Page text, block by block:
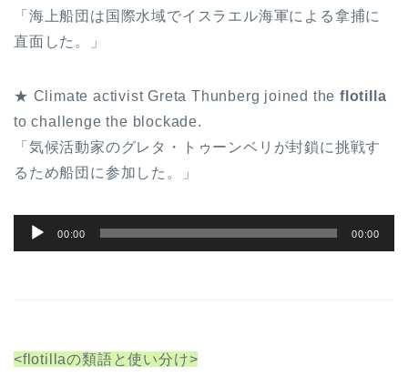
「海上船団は国際水域でイスラエル海軍による拿捕に
直面した。」
★ Climate activist Greta Thunberg joined the flotilla
to challenge the blockade.
「気候活動家のグレタ・トゥーンベリが封鎖に挑戦す
るため船団に参加した。」
声
ヤ
00:00 00:00
<flotillaの類語と使い分け>